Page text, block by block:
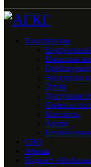
Посетителям
Политика
Прейскурант
Экскурсии
Детям
Доступная
Правила
Контакты
Архив
СВО
Афиша
Подкаст «На